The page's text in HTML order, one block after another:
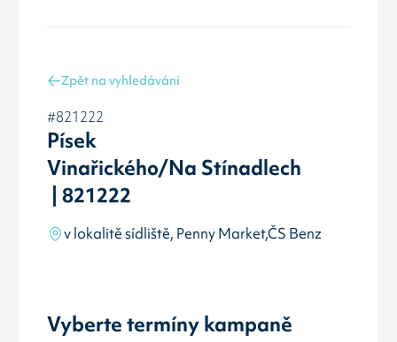
Zpět na vyhledávání
#821222
Písek
Vinařického/Na Stínadlech
| 821222
v lokalitě sídliště, Penny Market,ČS Benz
Vyberte termíny kampaně